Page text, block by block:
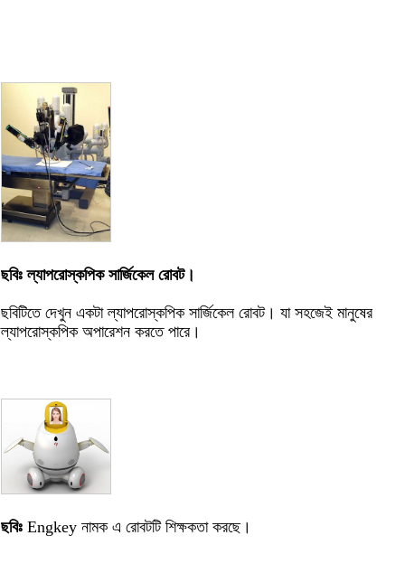
ছবিঃ ল্যাপরোস্কপিক সার্জিকেল রোবট।
ছবিটিতে দেখুন একটা ল্যাপরোস্কপিক সার্জিকেল রোবট। যা সহজেই মানুষের
ল্যাপরোস্কপিক অপারেশন করতে পারে।
ছবিঃ Engkey নামক এ রোবটটি শিক্ষকতা করছে।